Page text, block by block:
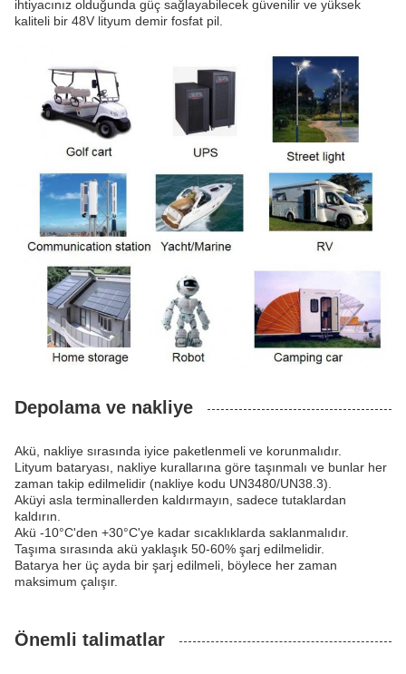
ihtiyacınız olduğunda güç sağlayabilecek güvenilir ve yüksek
kaliteli bir 48V lityum demir fosfat pil.
Depolama ve nakliye
Akü, nakliye sırasında iyice paketlenmeli ve korunmalıdır.
Lityum bataryası, nakliye kurallarına göre taşınmalı ve bunlar her
zaman takip edilmelidir (nakliye kodu UN3480/UN38.3).
Aküyi asla terminallerden kaldırmayın, sadece tutaklardan
kaldırın.
Akü -10°C'den +30°C'ye kadar sıcaklıklarda saklanmalıdır.
Taşıma sırasında akü yaklaşık 50-60% şarj edilmelidir.
Batarya her üç ayda bir şarj edilmeli, böylece her zaman
maksimum çalışır.
Önemli talimatlar